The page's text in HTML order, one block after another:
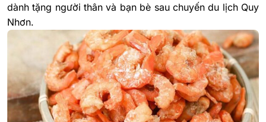
dành tặng người thân và bạn bè sau chuyến du lịch Quy
Nhơn.